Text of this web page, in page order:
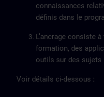
connaissances
définis dans le
L’ancrage consiste
formation, des
outils sur des sujets
Voir détails ci-dessous :